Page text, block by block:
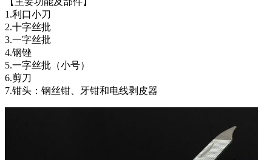
1.利口小刀
2.十字丝批
3.一字丝批
4.钢锉
5.一字丝批（小号）
6.剪刀
7.钳头：钢丝钳、牙钳和电线剥皮器